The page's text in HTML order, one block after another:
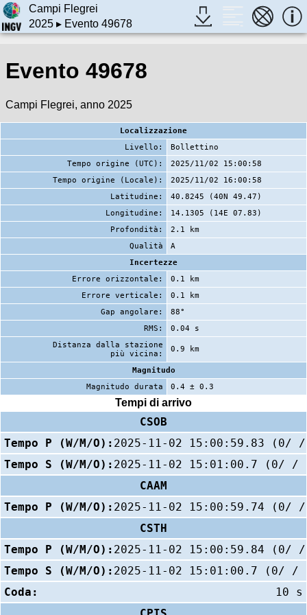
Campi Flegrei
2025▸ Evento 49678
Evento 49678
Campi Flegrei, anno 2025
Localizzazione
Livello:
Bollettino
Tempo origine (UTC):
2025/11/02 15:00:58
Tempo origine (Locale):
2025/11/02 16:00:58
Latitudine:
40.8245 (40N 49.47)
Longitudine:
14.1305 (14E 07.83)
Profondità:
2.1 km
Qualità
A
Incertezze
Errore orizzontale:
0.1 km
Errore verticale:
0.1 km
Gap angolare:
88°
RMS:
0.04 s
Distanza dalla stazione
più vicina:
0.9 km
Magnitudo
Magnitudo durata
0.4 ± 0.3
Tempi di arrivo
CSOB
Tempo P (W/M/O): 2025-11-02 15:00:59.83 (0/
Tempo S (W/M/O): 2025-11-02 15:01:00.7 (0/ /
CAAM
Tempo P (W/M/O): 2025-11-02 15:00:59.74 (0/
CSTH
Tempo P (W/M/O): 2025-11-02 15:00:59.84 (0/
Tempo S (W/M/O): 2025-11-02 15:01:00.7 (0/ /
Coda:
10 s